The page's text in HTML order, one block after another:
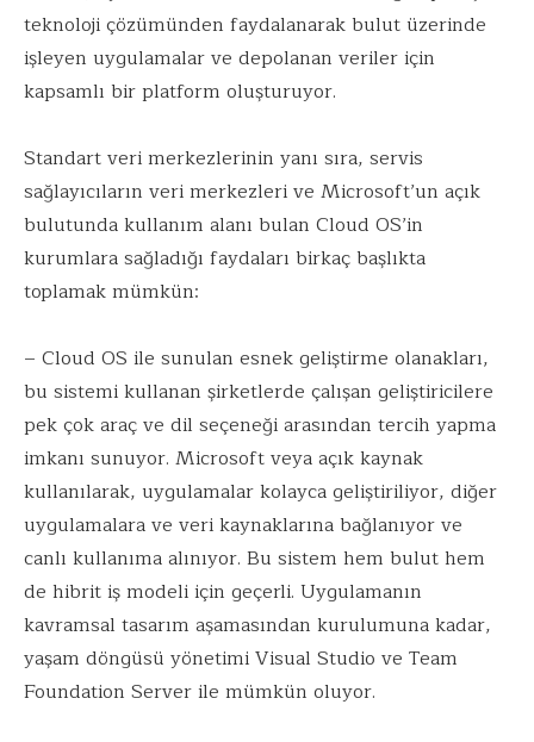
teknoloji çözümünden faydalanarak bulut üzerinde
işleyen uygulamalar ve depolanan veriler için
kapsamlı bir platform oluşturuyor.
Standart veri merkezlerinin yanı sıra, servis
sağlayıcıların veri merkezleri ve Microsoft’un açık
bulutunda kullanım alanı bulan Cloud OS’in
kurumlara sağladığı faydaları birkaç başlıkta
toplamak mümkün:
– Cloud OS ile sunulan esnek geliştirme olanakları,
bu sistemi kullanan şirketlerde çalışan geliştiricilere
pek çok araç ve dil seçeneği arasından tercih yapma
imkanı sunuyor. Microsoft veya açık kaynak
kullanılarak, uygulamalar kolayca geliştiriliyor, diğer
uygulamalara ve veri kaynaklarına bağlanıyor ve
canlı kullanıma alınıyor. Bu sistem hem bulut hem
de hibrit iş modeli için geçerli. Uygulamanın
kavramsal tasarım aşamasından kurulumuna kadar,
yaşam döngüsü yönetimi Visual Studio ve Team
Foundation Server ile mümkün oluyor.